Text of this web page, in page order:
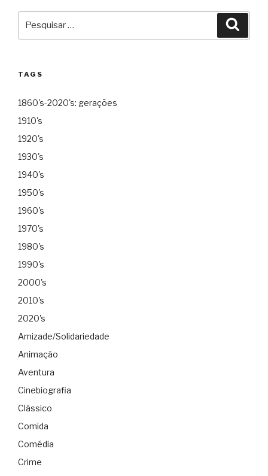
TAGS
1860's-2020's: gerações
1910's
1920's
1930's
1940's
1950's
1960's
1970's
1980's
1990's
2000's
2010's
2020's
Amizade/Solidariedade
Animação
Aventura
Cinebiografia
Clássico
Comida
Comédia
Crime